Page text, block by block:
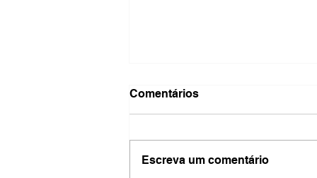
Comentários
Escreva um comentário